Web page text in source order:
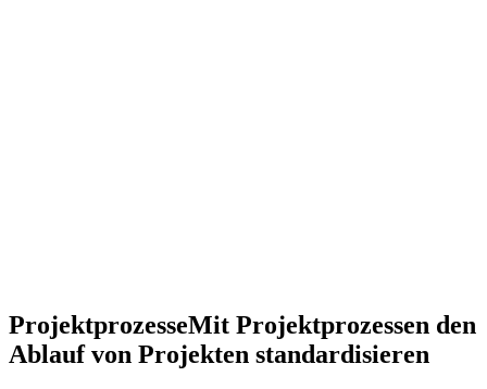
ProjektprozesseMit Projektprozessen den
Ablauf von Projekten standardisieren